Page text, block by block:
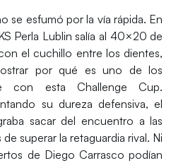
se esfumó por la vía rápida. En
Perla Lublin salía al 40×20 de
el cuchillo entre los dientes,
por qué es uno de los
con esta Challenge Cup.
su dureza defensiva, el
sacar del encuentro a las
superar la retaguardia rival. Ni
de Diego Carrasco podían